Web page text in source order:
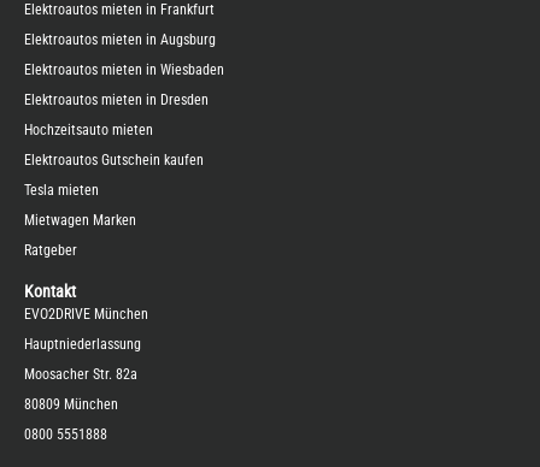
Elektroautos mieten in Frankfurt
Elektroautos mieten in Augsburg
Elektroautos mieten in Wiesbaden
Elektroautos mieten in Dresden
Hochzeitsauto mieten
Elektroautos Gutschein kaufen
Tesla mieten
Mietwagen Marken
Ratgeber
Kontakt
EVO2DRIVE München
Hauptniederlassung
Moosacher Str. 82a
80809 München
0800 5551888